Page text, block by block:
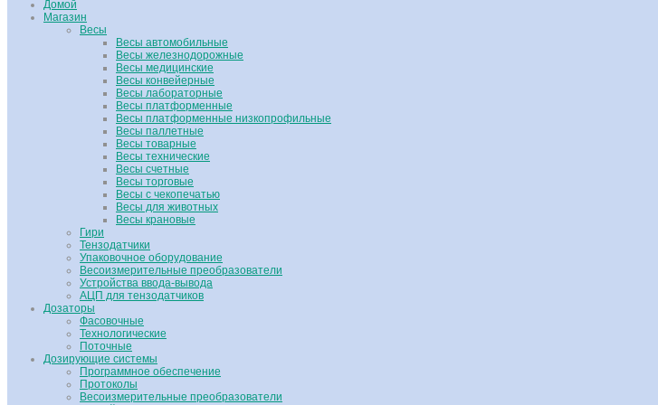
Домой
Магазин
Весы
Весы автомобильные
Весы железнодорожные
Весы медицинские
Весы конвейерные
Весы лабораторные
Весы платформенные
Весы платформенные низкопрофильные
Весы паллетные
Весы товарные
Весы технические
Весы счетные
Весы торговые
Весы с чекопечатью
Весы для животных
Весы крановые
Гири
Тензодатчики
Упаковочное оборудование
Весоизмерительные преобразователи
Устройства ввода-вывода
АЦП для тензодатчиков
Дозаторы
Фасовочные
Технологические
Поточные
Дозирующие системы
Программное обеспечение
Протоколы
Весоизмерительные преобразователи